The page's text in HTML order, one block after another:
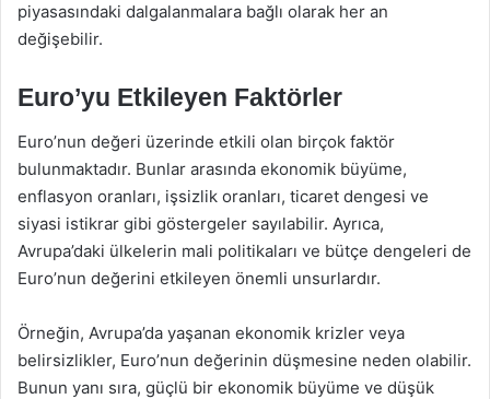
piyasasındaki dalgalanmalara bağlı olarak her an
değişebilir.
Euro’yu Etkileyen Faktörler
Euro’nun değeri üzerinde etkili olan birçok faktör
bulunmaktadır. Bunlar arasında ekonomik büyüme,
enflasyon oranları, işsizlik oranları, ticaret dengesi ve
siyasi istikrar gibi göstergeler sayılabilir. Ayrıca,
Avrupa’daki ülkelerin mali politikaları ve bütçe dengeleri de
Euro’nun değerini etkileyen önemli unsurlardır.
Örneğin, Avrupa’da yaşanan ekonomik krizler veya
belirsizlikler, Euro’nun değerinin düşmesine neden olabilir.
Bunun yanı sıra, güçlü bir ekonomik büyüme ve düşük